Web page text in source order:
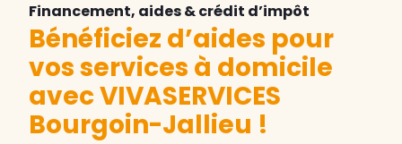
Financement, aides & crédit d’impôt
Bénéficiez d’aides pour
vos services à domicile
avec VIVASERVICES
Bourgoin-Jallieu !